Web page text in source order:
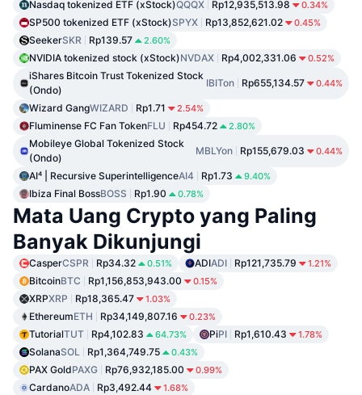
Nasdaq tokenized ETF (xStock)QQQX Rp12,935,513.98 0.34%
SP500 tokenized ETF (xStock)SPYX Rp13,852,621.02 0.45%
SeekerSKR Rp139.57 2.60%
NVIDIA tokenized stock (xStock)NVDAX Rp4,002,331.06 0.52%
iShares Bitcoin Trust Tokenized Stock
(Ondo)
IBITon Rp655,134.57 0.44%
Wizard GangWIZARD Rp1.71 2.54%
Fluminense FC Fan TokenFLU Rp454.72 2.80%
Mobileye Global Tokenized Stock
(Ondo)
MBLYon Rp155,679.03 0.44%
AI⁴ | Recursive SuperintelligenceAI4 Rp1.73 9.40%
Ibiza Final BossBOSS Rp1.90 0.78%
Mata Uang Crypto yang Paling
Banyak Dikunjungi
CasperCSPR Rp34.32 0.51% ADIADI Rp121,735.79 1.21%
BitcoinBTC Rp1,156,853,943.00 0.15%
XRPXRP Rp18,365.47 1.03%
EthereumETH Rp34,149,807.16 0.23%
TutorialTUT Rp4,102.83 64.73% PiPI Rp1,610.43 1.78%
SolanaSOL Rp1,364,749.75 0.43%
PAX GoldPAXG Rp76,932,185.00 0.99%
CardanoADA Rp3,492.44 1.68%